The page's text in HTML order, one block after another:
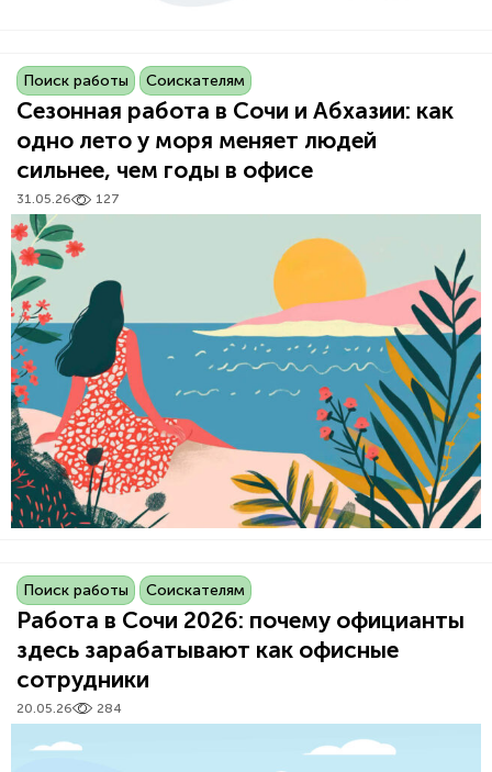
Поиск работы Соискателям
Сезонная работа в Сочи и Абхазии: как
одно лето у моря меняет людей
сильнее, чем годы в офисе
31.05.26 127
Поиск работы Соискателям
Работа в Сочи 2026: почему официанты
здесь зарабатывают как офисные
сотрудники
20.05.26 284